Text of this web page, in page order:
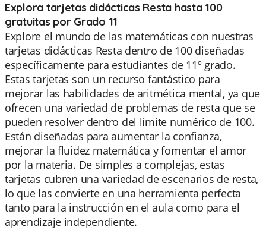
Explora tarjetas didácticas Resta hasta 100
gratuitas por Grado 11
Explore el mundo de las matemáticas con nuestras
tarjetas didácticas Resta dentro de 100 diseñadas
específicamente para estudiantes de 11º grado.
Estas tarjetas son un recurso fantástico para
mejorar las habilidades de aritmética mental, ya que
ofrecen una variedad de problemas de resta que se
pueden resolver dentro del límite numérico de 100.
Están diseñadas para aumentar la confianza,
mejorar la fluidez matemática y fomentar el amor
por la materia. De simples a complejas, estas
tarjetas cubren una variedad de escenarios de resta,
lo que las convierte en una herramienta perfecta
tanto para la instrucción en el aula como para el
aprendizaje independiente.